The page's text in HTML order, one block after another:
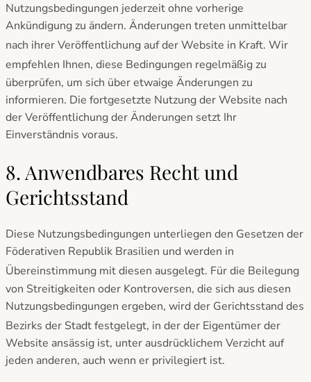
Nutzungsbedingungen jederzeit ohne vorherige
Ankündigung zu ändern. Änderungen treten unmittelbar
nach ihrer Veröffentlichung auf der Website in Kraft. Wir
empfehlen Ihnen, diese Bedingungen regelmäßig zu
überprüfen, um sich über etwaige Änderungen zu
informieren. Die fortgesetzte Nutzung der Website nach
der Veröffentlichung der Änderungen setzt Ihr
Einverständnis voraus.
8. Anwendbares Recht und
Gerichtsstand
Diese Nutzungsbedingungen unterliegen den Gesetzen der
Föderativen Republik Brasilien und werden in
Übereinstimmung mit diesen ausgelegt. Für die Beilegung
von Streitigkeiten oder Kontroversen, die sich aus diesen
Nutzungsbedingungen ergeben, wird der Gerichtsstand des
Bezirks der Stadt festgelegt, in der der Eigentümer der
Website ansässig ist, unter ausdrücklichem Verzicht auf
jeden anderen, auch wenn er privilegiert ist.